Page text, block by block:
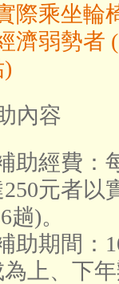
際乘坐輪
濟弱勢者 (
)
內容
助經費：
250元者以
趟)。
助期間：
上、下